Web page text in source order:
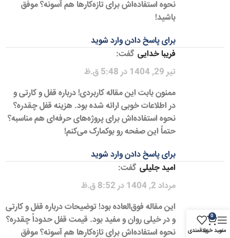
نحوه استفاده‌اش برای تازه‌کارها هم آسونه؟ موفق
باشید!
برای پاسخ دادن وارد شوید
فریبا خدایی گفت:
تیر 29, 1404 در 5:48 ق.ظ
ممنون بابت این مقاله کاربردی! درباره قفل و کارتی و
در اطلاعات خوبی ارائه شده بود. هزینه قفل چقدره؟
نحوه استفاده‌اش برای پروژه‌های حرفه‌ای هم مناسبه؟
حتماً این صفحه رو بوکمارک می‌کنم!
برای پاسخ دادن وارد شوید
امید جلیلی گفت:
مرداد 2, 1404 در 8:52 ق.ظ
این مقاله فوق‌العاده بود! توضیحات درباره قفل و کارتی
و در خیلی روان و مفید بود. قیمت قفل حدوداً چقدره؟
نحوه استفاده‌اش برای تازه‌کارها هم آسونه؟ موفق
منو
0
سبد خریدعلاقمندی